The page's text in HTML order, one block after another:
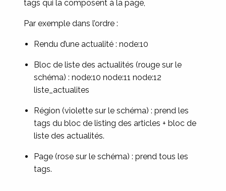
tags qui la composent à la page,
Par exemple dans l’ordre :
Rendu d’une actualité : node:10
Bloc de liste des actualités (rouge sur le
schéma) : node:10 node:11 node:12
liste_actualites
Région (violette sur le schéma) : prend les
tags du bloc de listing des articles + bloc de
liste des actualités.
Page (rose sur le schéma) : prend tous les
tags.